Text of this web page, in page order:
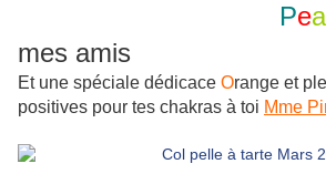
Pea
mes amis
Et une spéciale dédicace Orange et
positives pour tes chakras à toi Mme